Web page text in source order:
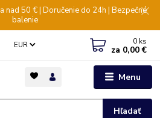
nad 50 € | Doručenie do 24h | Bezpečné
balenie
Menu
EUR
Hľadať
0 ks
za 0,00 €